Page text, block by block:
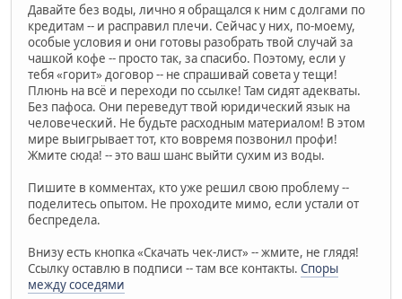
Давайте без воды, лично я обращался к ним с долгами по
кредитам -- и расправил плечи. Сейчас у них, по-моему,
особые условия и они готовы разобрать твой случай за
чашкой кофе -- просто так, за спасибо. Поэтому, если у
тебя «горит» договор -- не спрашивай совета у тещи!
Плюнь на всё и переходи по ссылке! Там сидят адекваты.
Без пафоса. Они переведут твой юридический язык на
человеческий. Не будьте расходным материалом! В этом
мире выигрывает тот, кто вовремя позвонил профи!
Жмите сюда! -- это ваш шанс выйти сухим из воды.
Пишите в комментах, кто уже решил свою проблему --
поделитесь опытом. Не проходите мимо, если устали от
беспредела.
Внизу есть кнопка «Скачать чек-лист» -- жмите, не глядя!
Ссылку оставлю в подписи -- там все контакты. Споры
между соседями